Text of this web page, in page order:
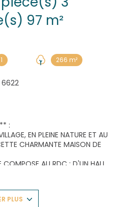
chambre(s) 97 m²
1 266 m²
6622
:
EN PLEINE NATURE ET AU
CHARMANTE MAISON DE
COMPOSE AU RDC : D'UN HALL
DE PLUS DE 40M2
AVEC ILOT CENTRAL, ACCÈS
PLUS